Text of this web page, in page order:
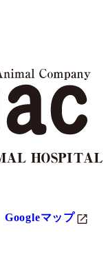
Googleマップ